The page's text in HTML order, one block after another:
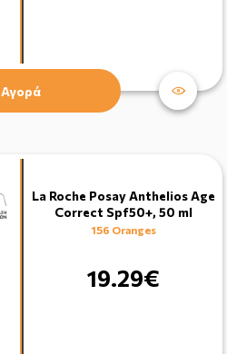
Αγορά
La Roche Posay Anthelios Age
Correct Spf50+, 50 ml
156 Oranges
19.29€